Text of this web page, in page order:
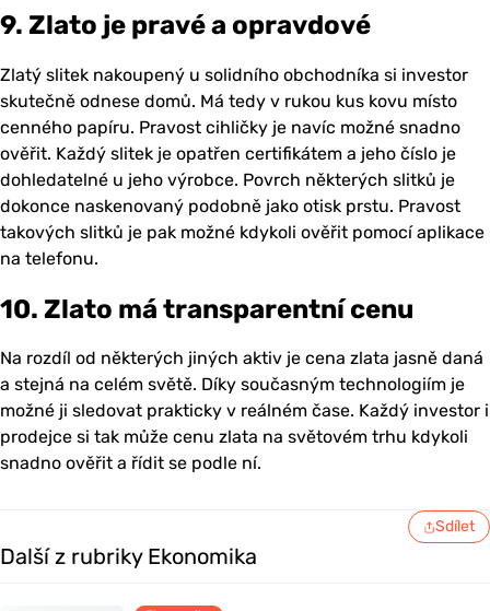
9. Zlato je pravé a opravdové
Zlatý slitek nakoupený u solidního obchodníka si investor
skutečně odnese domů. Má tedy v rukou kus kovu místo
cenného papíru. Pravost cihličky je navíc možné snadno
ověřit. Každý slitek je opatřen certifikátem a jeho číslo je
dohledatelné u jeho výrobce. Povrch některých slitků je
dokonce naskenovaný podobně jako otisk prstu. Pravost
takových slitků je pak možné kdykoli ověřit pomocí aplikace
na telefonu.
10. Zlato má transparentní cenu
Na rozdíl od některých jiných aktiv je cena zlata jasně daná
a stejná na celém světě. Díky současným technologiím je
možné ji sledovat prakticky v reálném čase. Každý investor i
prodejce si tak může cenu zlata na světovém trhu kdykoli
snadno ověřit a řídit se podle ní.
Sdílet
Další z rubriky Ekonomika